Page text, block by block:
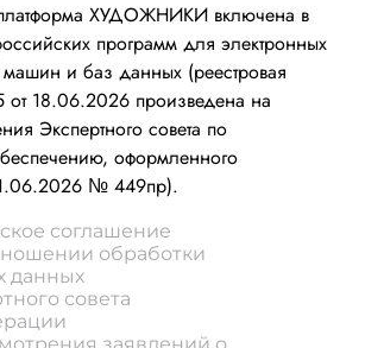
ХУДОЖНИКИ включена в
программ для электронных
и баз данных (реестровая
18.06.2026 произведена на
Экспертного совета по
оформленного
№ 449пр).
соглашение
обработки
данных
совета